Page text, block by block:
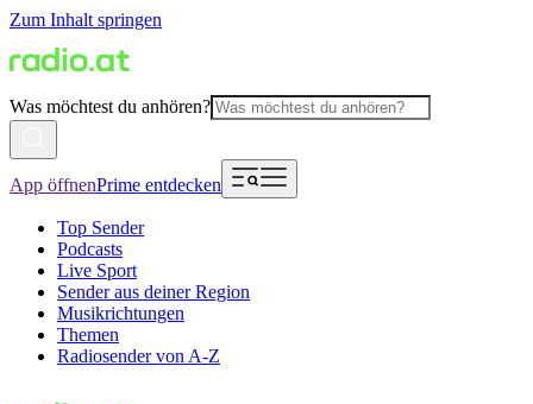
Zum Inhalt springen
Was möchtest du anhören?
App öffnenPrime entdecken
Top Sender
Podcasts
Live Sport
Sender aus deiner Region
Musikrichtungen
Themen
Radiosender von A-Z